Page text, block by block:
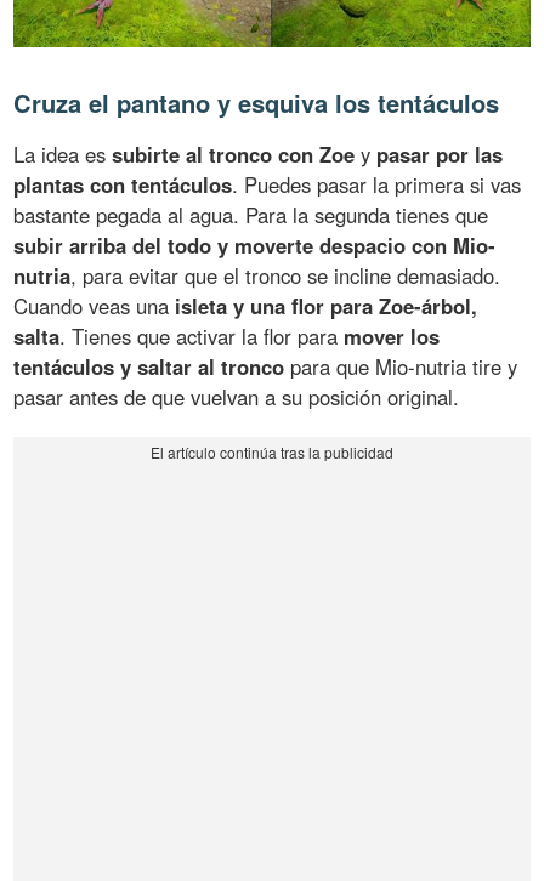
Cruza el pantano y esquiva los tentáculos
La idea essubirte al tronco con Zoe y pasar por las
plantas con tentáculos. Puedes pasar la primera si vas
bastante pegada al agua. Para la segunda tienes que
subir arriba del todo y moverte despacio con Mio-
nutria, para evitar que el tronco se incline demasiado.
Cuando veas una isleta y una flor para Zoe-árbol,
salta. Tienes que activar la flor para mover los
tentáculos y saltar al tronco para que Mio-nutria tire y
pasar antes de que vuelvan a su posición original.